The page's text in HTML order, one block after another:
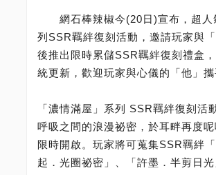
網石棒辣椒今(20日)宣布，超人
列SSR羈絆復刻活動，邀請玩家與
後推出限時累儲SSR羈絆復刻禮盒
統更新，歡迎玩家與心儀的「他」攜
「濃情滿屋」系列 SSR羈絆復刻活
呼吸之間的浪漫祕密，於耳畔再度
限時開啟。玩家將可蒐集SSR羈絆
起．光圈祕密」、「許墨．半剪日